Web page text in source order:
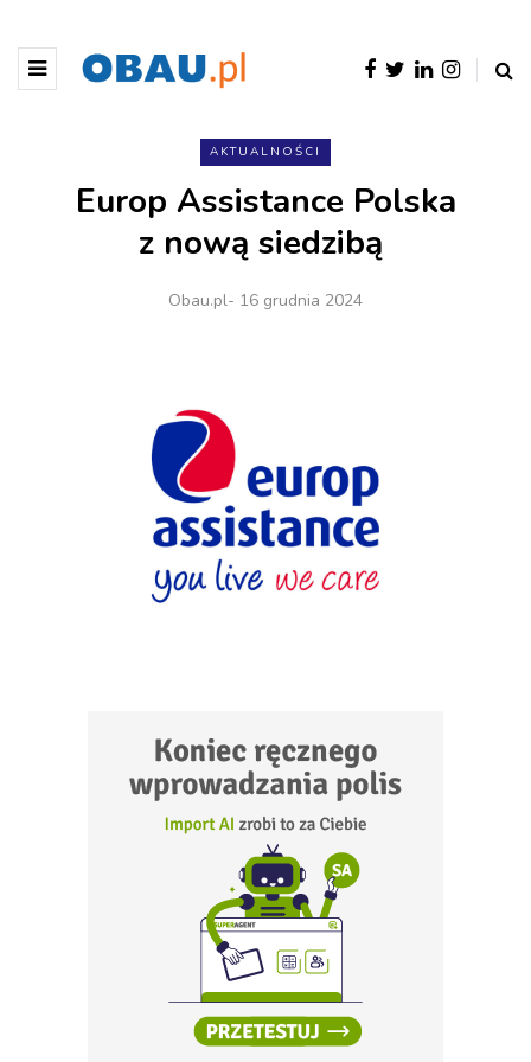
AKTUALNOŚCI
Europ Assistance Polska
z nową siedzibą
Obau.pl- 16 grudnia 2024